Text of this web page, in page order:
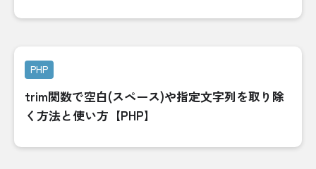
PHP
trim関数で空白(スペース)や指定文字列を取り除
く方法と使い方【PHP】